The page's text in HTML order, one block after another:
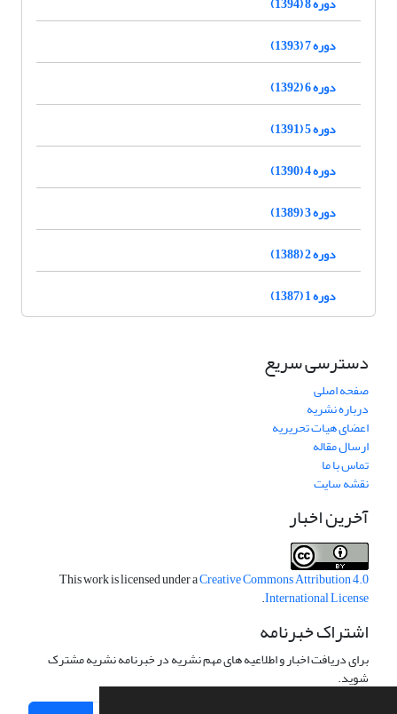
دوره 7 (1393)
دوره 6 (1392)
دوره 5 (1391)
دوره 4 (1390)
دوره 3 (1389)
دوره 2 (1388)
دوره 1 (1387)
دسترسی سریع
صفحه اصلی
درباره نشریه
اعضای هیات تحریریه
ارسال مقاله
تماس با ما
نقشه سایت
آخرین اخبار
This work is licensed under aCreative Commons Attribution 4.0
International License
.
اشتراک خبرنامه
برای دریافت اخبار و اطلاعیه های مهم نشریه در خبرنامه نشریه مشترک
شوید.